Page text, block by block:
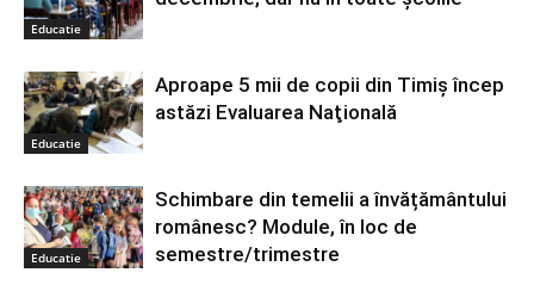
Educatie
Educatie
Aproape 5 mii de copii din Timiş încep
astăzi Evaluarea Naţională
Educatie
Schimbare din temelii a învățământului
românesc? Module, în loc de
semestre/trimestre